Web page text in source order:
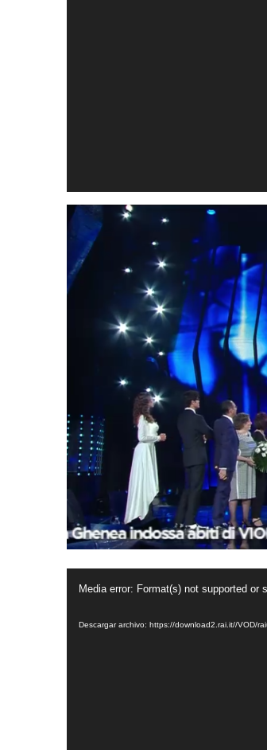
vídeo
Media error: Format(s) not supported or
Descargar archivo: https://download2.rai.it//VOD/